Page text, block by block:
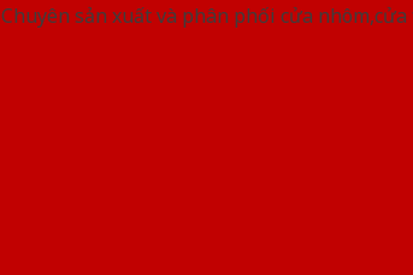
Chuyên sản xuất và phân phối cửa